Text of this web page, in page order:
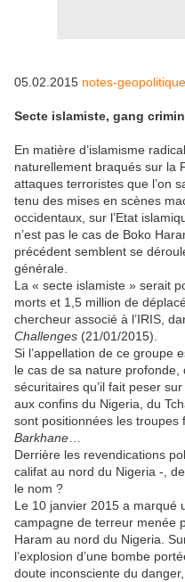
05.02.2015 notes-
Secte islamiste, gang
En matière d’islamisme
naturellement braqués sur la
attaques terroristes que l’on
tenu des mises en scènes
occidentaux, sur l’Etat
n’est pas le cas de Boko
précédent semblent se
générale.
La « secte islamiste » serait
morts et 1,5 million de
chercheur associé à l’IRIS,
Challenges (21/01/2015).
Si l’appellation de ce groupe
le cas de sa nature
sécuritaires qu’il fait peser
aux confins du Nigeria, du
sont positionnées les troupes
Barkhane
Derrière les revendications
califat au nord du Nigeria -,
le nom ?
Le 10 janvier 2015 a marqué
campagne de terreur menée
Haram au nord du Nigeria.
l’explosion d’une bombe
doute inconsciente du